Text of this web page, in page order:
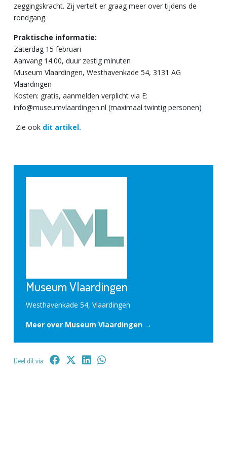
zeggingskracht. Zij vertelt er graag meer over tijdens de
rondgang.
Praktische informatie:
Zaterdag 15 februari
Aanvang 14.00, duur zestig minuten
Museum Vlaardingen, Westhavenkade 54, 3131 AG
Vlaardingen
Kosten: gratis, aanmelden verplicht via E:
info@museumvlaardingen.nl (maximaal twintig personen)
Zie ook dit artikel.
Museum Vlaardingen
Westhavenkade 54, Vlaardingen
Meer over Museum Vlaardingen →
Deel dit via: